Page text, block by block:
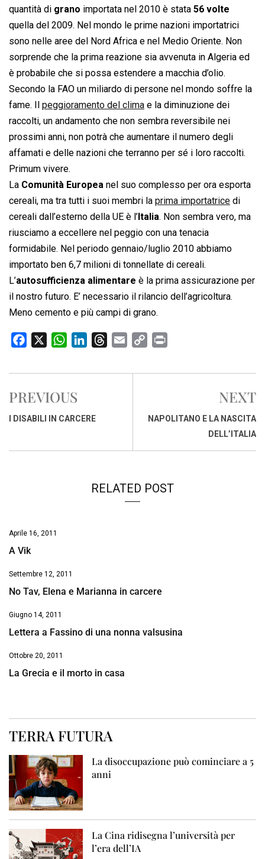
quantità di grano importata nel 2010 è stata 56 volte
quella del 2009. Nel mondo le prime nazioni importatrici
sono nelle aree del Nord Africa e nel Medio Oriente. Non
sorprende che la prima reazione sia avvenuta in Algeria ed
è probabile che si possa estendere a macchia d’olio.
Secondo la FAO un miliardo di persone nel mondo soffre la
fame. Il peggioramento del clima e la diminuzione dei
raccolti, un andamento che non sembra reversibile nei
prossimi anni, non potrà che aumentare il numero degli
affamati e delle nazioni che terranno per sé i loro raccolti.
Primum vivere.
La Comunità Europea nel suo complesso per ora esporta
cereali, ma tra tutti i suoi membri la prima importatrice di
cereali dall’esterno della UE è l’ Italia. Non sembra vero, ma
riusciamo a eccellere nel peggio con una tenacia
formidabile. Nel periodo gennaio/luglio 2010 abbiamo
importato ben 6,7 milioni di tonnellate di cereali.
L’autosufficienza alimentare è la prima assicurazione per
il nostro futuro. E’ necessario il rilancio dell’agricoltura.
Meno cemento e più campi di grano.
c
b
o
W
a
s
A
n
d
r
a
p
i
i
PREVIOUS
I DISABILI IN CARCERE
NEXT
NAPOLITANO E LA NASCITA
DELL’ITALIA
RELATED POST
Aprile 16, 2011
A Vik
Settembre 12, 2011
No Tav, Elena e Marianna in carcere
Giugno 14, 2011
Lettera a Fassino di una nonna valsusina
Ottobre 20, 2011
La Grecia e il morto in casa
TERRA FUTURA
La disoccupazione può cominciare a 5
anni
La Cina ridisegna l’università per
l’era dell’IA